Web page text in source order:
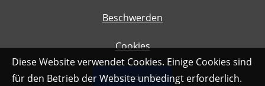
Beschwerden
Cookies
Vertrag widerrufen
Diese Website verwendet Cookies. Einige Cookies sind
für den Betrieb der Website unbedingt erforderlich.